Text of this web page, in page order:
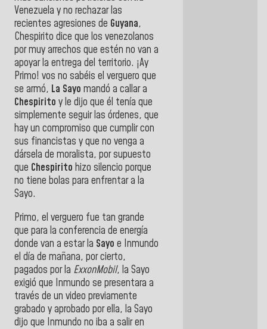
Venezuela y no rechazar las
recientes agresiones de Guyana,
Chespirito dice que los venezolanos
por muy arrechos que estén no van a
apoyar la entrega del territorio. ¡Ay
Primo! vos no sabéis el verguero que
se armó, La Sayo mandó a callar a
Chespirito y le dijo que él tenía que
simplemente seguir las órdenes, que
hay un compromiso que cumplir con
sus financistas y que no venga a
dársela de moralista, por supuesto
que Chespirito hizo silencio porque
no tiene bolas para enfrentar a la
Sayo.
Primo, el verguero fue tan grande
que para la conferencia de energía
donde van a estar la Sayo e Inmundo
el día de mañana, por cierto,
pagados por la ExxonMobil, la Sayo
exigió que Inmundo se presentara a
través de un video previamente
grabado y aprobado por ella, la Sayo
dijo que Inmundo no iba a salir en